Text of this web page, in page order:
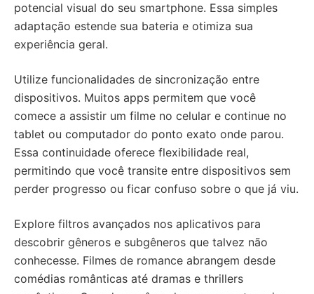
potencial visual do seu smartphone. Essa simples
adaptação estende sua bateria e otimiza sua
experiência geral.
Utilize funcionalidades de sincronização entre
dispositivos. Muitos apps permitem que você
comece a assistir um filme no celular e continue no
tablet ou computador do ponto exato onde parou.
Essa continuidade oferece flexibilidade real,
permitindo que você transite entre dispositivos sem
perder progresso ou ficar confuso sobre o que já viu.
Explore filtros avançados nos aplicativos para
descobrir gêneros e subgêneros que talvez não
conhecesse. Filmes de romance abrangem desde
comédias românticas até dramas e thrillers